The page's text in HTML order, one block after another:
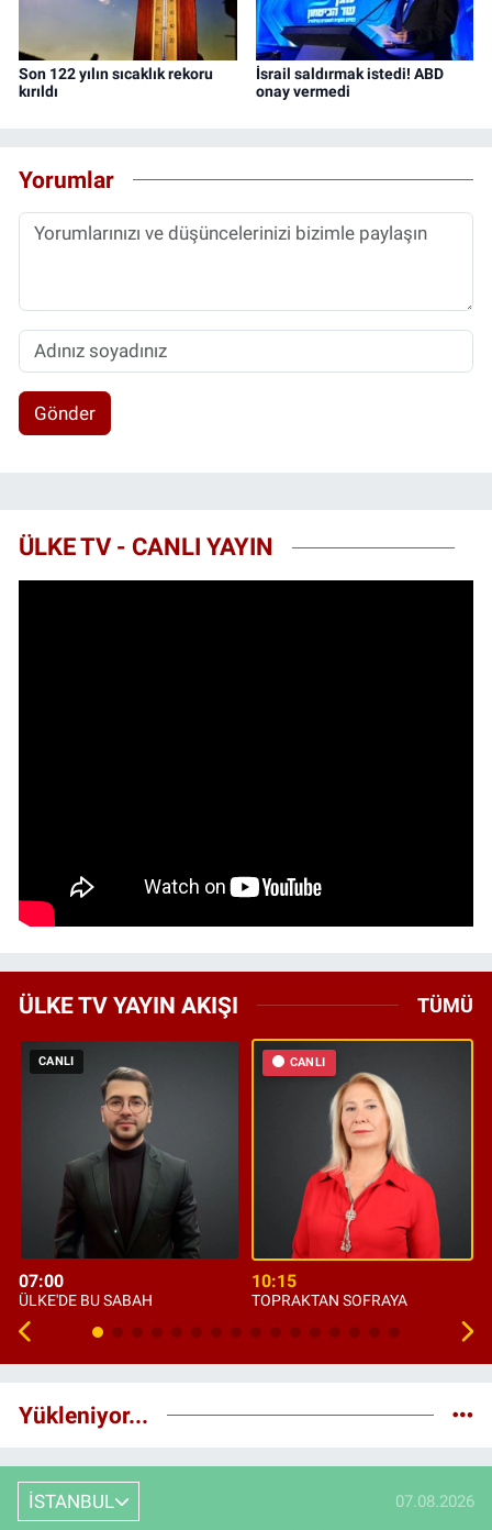
Son 122 yılın sıcaklık rekoru
kırıldı
İsrail saldırmak istedi! ABD
onay vermedi
Yorumlar
Gönder
ÜLKE TV - CANLI YAYIN
ÜLKE TV YAYIN AKIŞI TÜMÜ
CANLI
07:00
ÜLKE'DE BU SABAH
CANLI
10:15
TOPRAKTAN SOFRAYA
Yükleniyor...
İSTANBUL 07.08.2026